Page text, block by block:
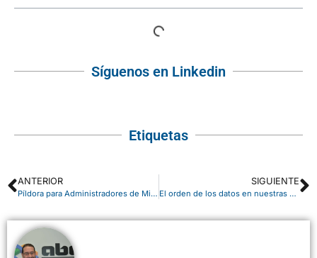
Síguenos en Linkedin
Etiquetas
ANTERIOR
Píldora para Administradores de Microsoft 365: nuevo centro de administración de Exchange
SIGUIENTE
El orden de los datos en nuestras organizaciones